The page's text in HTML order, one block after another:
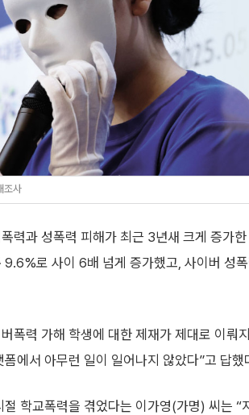
조사
력과 성폭력 피해가 최근 3년새 크게 증가
9.6%로 사이 6배 넘게 증가했고, 사이버 성
폭력 가해 학생에 대한 제재가 제대로 이뤄
폼에서 아무런 일이 일어나지 않았다”고 답
절 학교폭력을 겪었다는 이가영(가명) 씨는